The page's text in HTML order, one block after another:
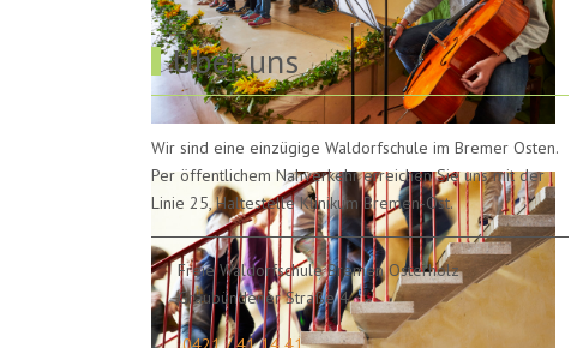
Über uns
Wir sind eine einzügige Waldorfschule im Bremer Osten.
Per öffentlichem Nahverkehr erreichen Sie uns mit der
Linie 25, Haltestelle Klinikum Bremen-Ost.
Freie Waldorfschule Bremen Osterholz
Graubündener Straße 4